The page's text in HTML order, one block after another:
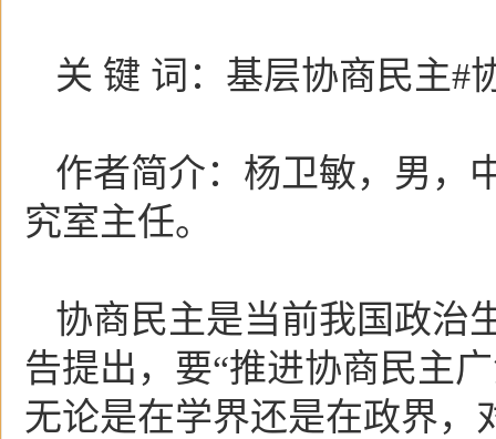
关 键 词：基层协商民主#
作者简介：杨卫敏，男，
究室主任。
协商民主是当前我国政治
告提出，要“推进协商民主
无论是在学界还是在政界，